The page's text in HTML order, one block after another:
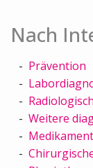
Nach
Prävention
Weitere